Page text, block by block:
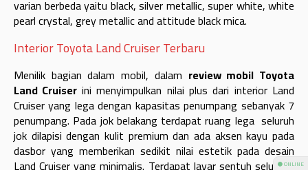
varian berbeda yaitu black, silver metallic, super white, white
pearl crystal, grey metallic and attitude black mica.
Interior Toyota Land Cruiser Terbaru
Menilik bagian dalam mobil, dalam review mobil Toyota
Land Cruiser ini menyimpulkan nilai plus dari interior Land
Cruiser yang lega dengan kapasitas penumpang sebanyak 7
penumpang. Pada jok belakang terdapat ruang lega seluruh
jok dilapisi dengan kulit premium dan ada aksen kayu pada
dasbor yang memberikan sedikit nilai estetik pada desain
Land Cruiser yang minimalis. Terdapat layar sentuh seluas 8
⚫ ONLINE